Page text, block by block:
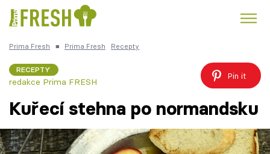
Česká kuchyně Čokoláda
Prima Fresh ■ Prima Fresh Recepty
RECEPTY
redakce Prima FRESH
Pin it
Kuřecí stehna po normandsku